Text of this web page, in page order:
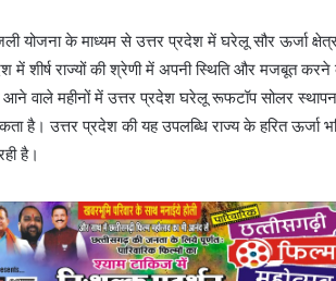
योजना के माध्यम से उत्तर प्रदेश में घरेलू सौर ऊर्जा क्षेत्र
शीर्ष राज्यों की श्रेणी में अपनी स्थिति और मजबूत करने
आने वाले महीनों में उत्तर प्रदेश घरेलू रूफटॉप सोलर
है। उत्तर प्रदेश की यह उपलब्धि राज्य के हरित ऊर्जा
है।